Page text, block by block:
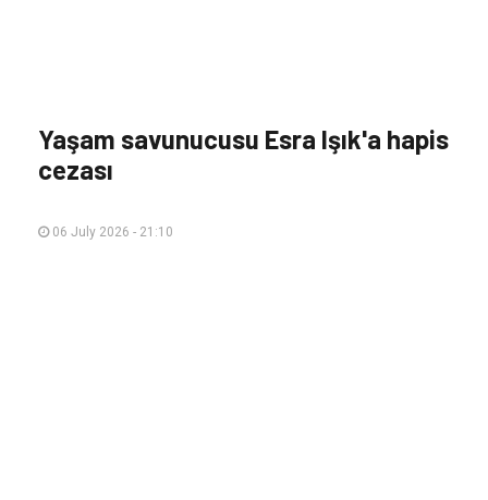
Yaşam savunucusu Esra Işık'a hapis
cezası
06 July 2026 - 21:10